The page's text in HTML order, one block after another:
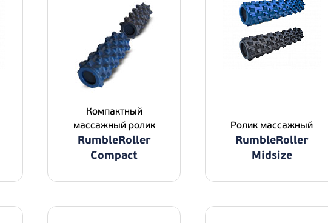
Компактный
массажный ролик
RumbleRoller
Compact
Ролик массажный
RumbleRoller
Midsize